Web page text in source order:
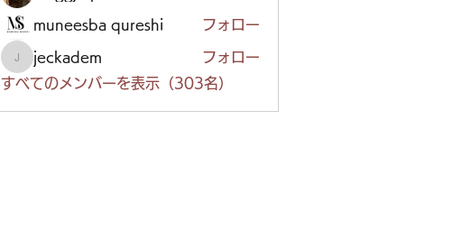
muneesba qureshi フォロー
jeckadem
jeckadem
フォロー
すべてのメンバーを表示（303名）